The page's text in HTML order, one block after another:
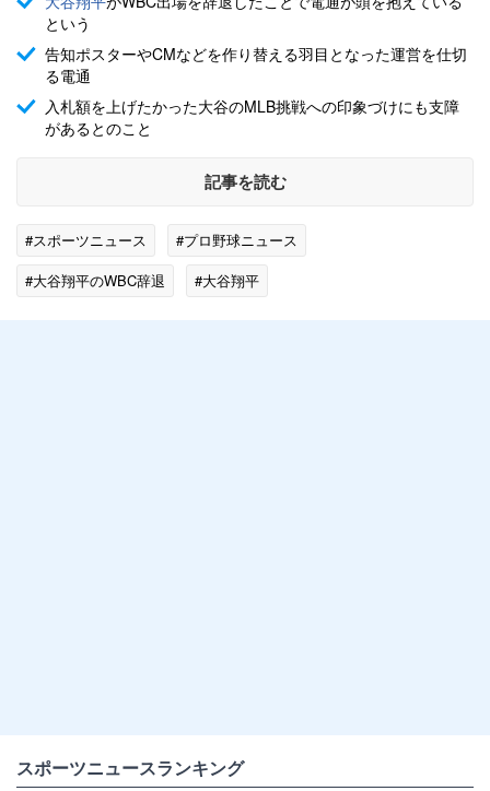
という
告知ポスターやCMなどを作り替える羽目となった運営を仕切
る電通
入札額を上げたかった大谷のMLB挑戦への印象づけにも支障
があるとのこと
記事を読む
#スポーツニュース
#プロ野球ニュース
#大谷翔平のWBC辞退
#大谷翔平
スポーツニュースランキング